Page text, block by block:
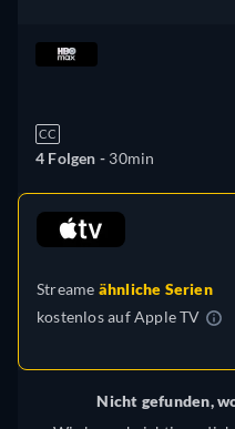
CC
4 Folgen - 30min
Streame ähnliche Serien
kostenlos aufApple TV
Nicht gefunden,